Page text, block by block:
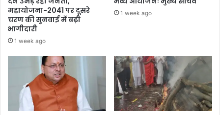
महायोजना-2041 पर दूसरे
चरण की सुनवाई में बढ़ी
भागीदारी
1 week ago
1 week ago